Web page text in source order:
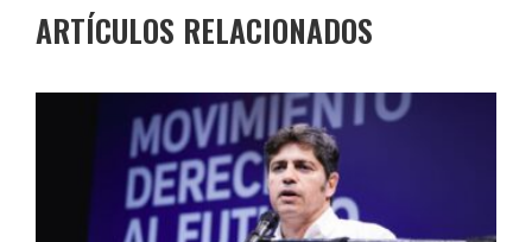
ARTÍCULOS RELACIONADOS